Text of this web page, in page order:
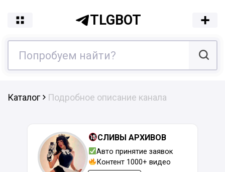
TLGBOT
Каталог Подробное описание канала
СЛИВЫ АРХИВОВ
Авто принятие заявок
Контент 1000+ видео